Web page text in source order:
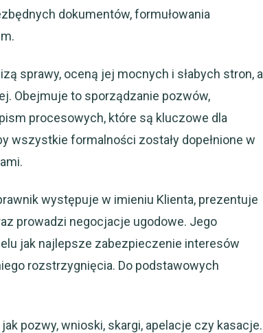
dokumentów, formułowania
sprawy, oceną jej mocnych i słabych stron, a
Obejmuje to sporządzanie pozwów,
procesowych, które są kluczowe dla
wszystkie formalności zostały dopełnione w
występuje w imieniu Klienta, prezentuje
prowadzi negocjacje ugodowe. Jego
jak najlepsze zabezpieczenie interesów
rozstrzygnięcia. Do podstawowych
pozwy, wnioski, skargi, apelacje czy kasacje.